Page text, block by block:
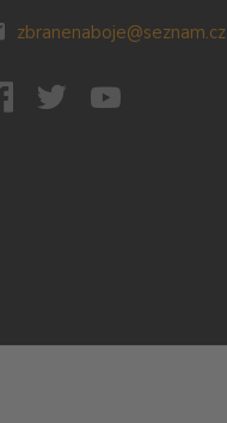
zbranenaboje@seznam.cz